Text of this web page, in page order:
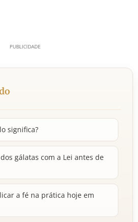
significa?
gálatas com a Lei antes de
a fé na prática hoje em